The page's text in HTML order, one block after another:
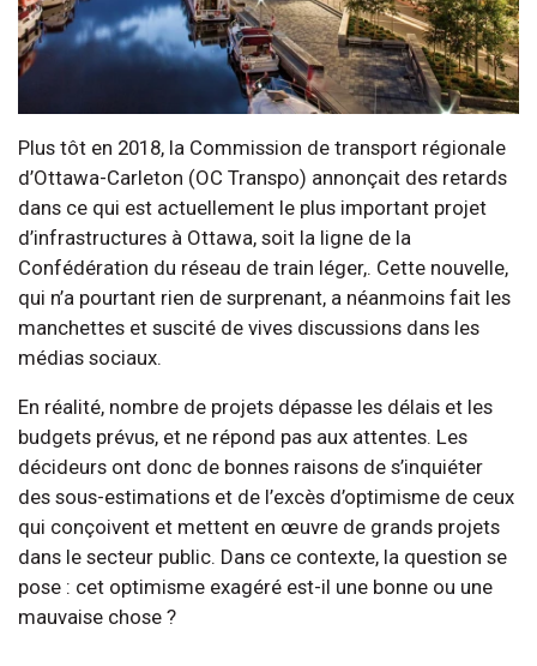
Plus tôt en 2018, la Commission de transport régionale
d’Ottawa-Carleton (OC Transpo) annonçait des retards
dans ce qui est actuellement le plus important projet
d’infrastructures à Ottawa, soit la ligne de la
Confédération du réseau de train léger,. Cette nouvelle,
qui n’a pourtant rien de surprenant, a néanmoins fait les
manchettes et suscité de vives discussions dans les
médias sociaux.
En réalité, nombre de projets dépasse les délais et les
budgets prévus, et ne répond pas aux attentes. Les
décideurs ont donc de bonnes raisons de s’inquiéter
des sous-estimations et de l’excès d’optimisme de ceux
qui conçoivent et mettent en œuvre de grands projets
dans le secteur public. Dans ce contexte, la question se
pose : cet optimisme exagéré est-il une bonne ou une
mauvaise chose ?